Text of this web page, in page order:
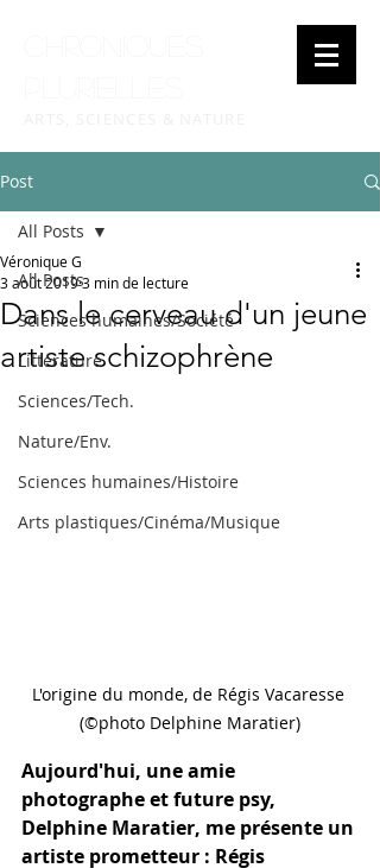
Post
All Posts
Sciences humaines/Société
Littérature
Sciences/Tech.
Nature/Env.
Sciences humaines/Histoire
Arts plastiques/Cinéma/Musique
All Posts
Dans le cerveau d'un jeune
artiste schizophrène
Véronique G
3 août 20193 min de lecture
L'origine du monde, de Régis Vacaresse
(©photo Delphine Maratier)
Aujourd'hui, une amie
photographe et future psy,
Delphine Maratier, me présente un
artiste prometteur : Régis